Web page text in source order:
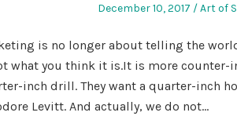
Posted
December 10, 2017
Posted
Art of
is no longer about telling the
what you think it is.It is more counter-
inch drill. They want a quarter-inch
Levitt. And actually, we do not…